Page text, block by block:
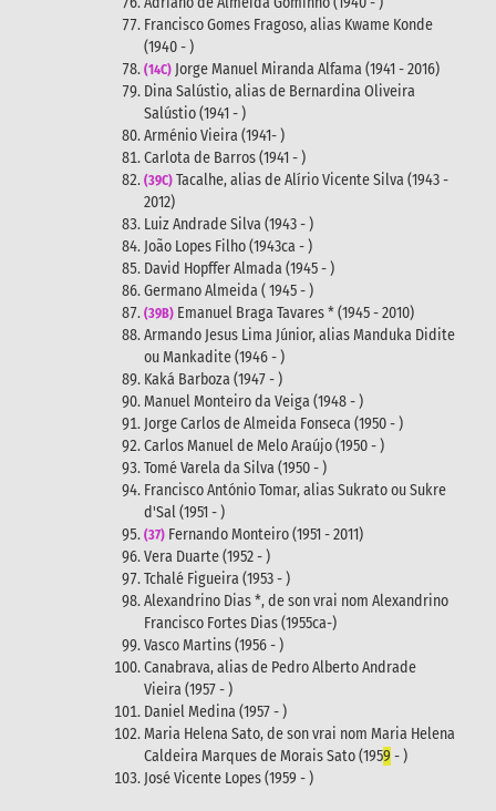
Francisco Gomes Fragoso, alias Kwame Konde
(1940 - )
(14C) Jorge Manuel Miranda Alfama (1941 - 2016)
Dina Salústio, alias de Bernardina Oliveira
Salústio (1941 - )
Arménio Vieira (1941- )
Carlota de Barros (1941 - )
(39C) Tacalhe, alias de Alírio Vicente Silva (1943 -
2012)
Luiz Andrade Silva (1943 - )
João Lopes Filho (1943ca - )
David Hopffer Almada (1945 - )
Germano Almeida ( 1945 - )
(39B) Emanuel Braga Tavares * (1945 - 2010)
Armando Jesus Lima Júnior, alias Manduka Didite
ou Mankadite (1946 - )
Kaká Barboza (1947 - )
Manuel Monteiro da Veiga (1948 - )
Jorge Carlos de Almeida Fonseca (1950 - )
Carlos Manuel de Melo Araújo (1950 - )
Tomé Varela da Silva (1950 - )
Francisco António Tomar, alias Sukrato ou Sukre
d'Sal (1951 - )
(37) Fernando Monteiro (1951 - 2011)
Vera Duarte (1952 - )
Tchalé Figueira (1953 - )
Alexandrino Dias *, de son vrai nom Alexandrino
Francisco Fortes Dias (1955ca-)
Vasco Martins (1956 - )
Canabrava, alias de Pedro Alberto Andrade
Vieira (1957 - )
Daniel Medina (1957 - )
Maria Helena Sato, de son vrai nom Maria Helena
Caldeira Marques de Morais Sato (1959 - )
José Vicente Lopes (1959 - )